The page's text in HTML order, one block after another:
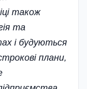
також
та
і будуються
плани,